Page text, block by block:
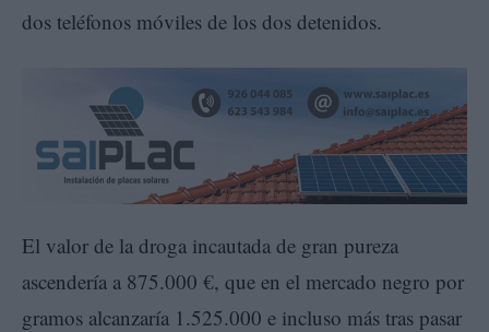
dos teléfonos móviles de los dos detenidos.
El valor de la droga incautada de gran pureza
ascendería a 875.000 €, que en el mercado negro por
gramos alcanzaría 1.525.000 e incluso más tras pasar